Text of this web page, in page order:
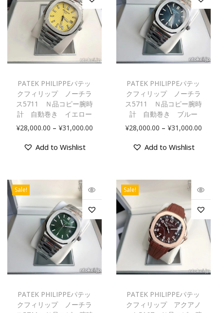
PATEK PHILIPPEパテッ
クフィリップ ノーチラ
ス5711 Ｎ品コピー腕時
計 自動巻き イエロー
¥28,000.00 – ¥31,000.00
Add to Wishlist
PATEK PHILIPPEパテッ
クフィリップ ノーチラ
ス5711 Ｎ品コピー腕時
計 自動巻き ブルー
¥28,000.00 – ¥31,000.00
Add to Wishlist
Sale!
PATEK PHILIPPEパテッ
クフィリップ ノーチラ
Sale!
PATEK PHILIPPEパテッ
クフィリップ アクアノ